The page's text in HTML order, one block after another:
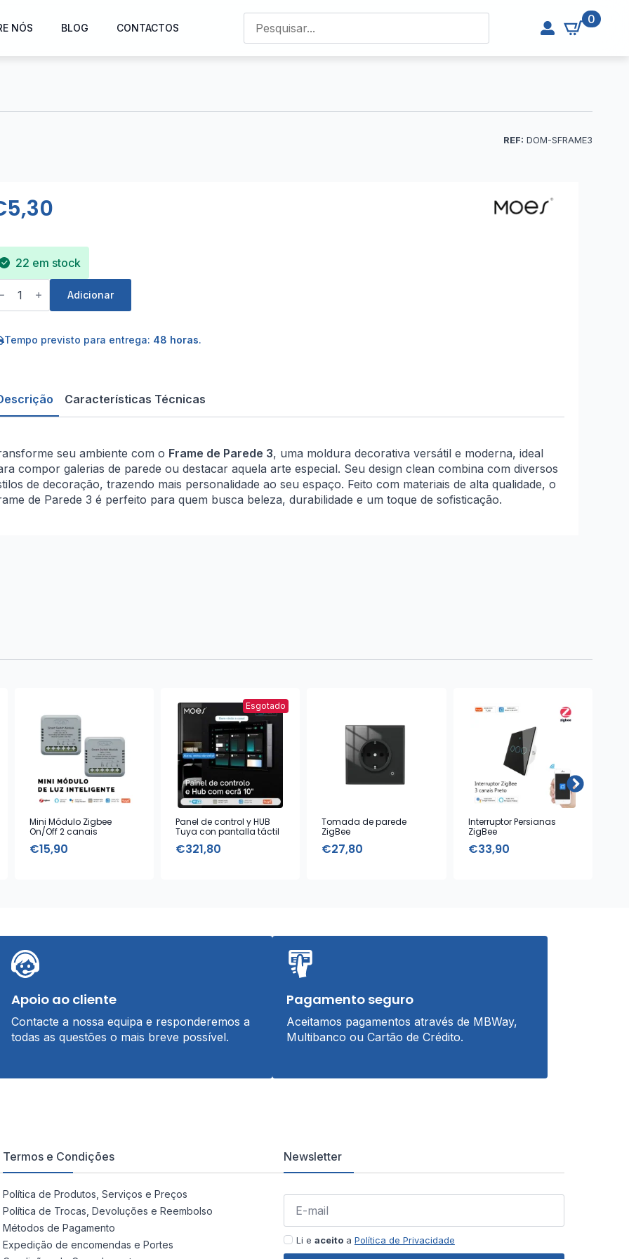
NÓS BLOG CONTACTOS
0
REF: DOM-SFRAME3
5,30
22 em stock
Adicionar
Tempo previsto para entrega: 48 horas.
Características Técnicas
seu ambiente com o Frame de Parede 3, uma moldura decorativa versátil e moderna, ideal
compor galerias de parede ou destacar aquela arte especial. Seu design clean combina com diversos
de decoração, trazendo mais personalidade ao seu espaço. Feito com materiais de alta qualidade, o
de Parede 3 é perfeito para quem busca beleza, durabilidade e um toque de sofisticação.
Mini Módulo Zigbee
On/Off 2 canais
€15,90
Esgotado
Panel de control y HUB
Tuya con pantalla táctil
€321,80
Tomada de parede
ZigBee
€27,80
Interruptor Persianas
ZigBee
€33,90
Apoio ao cliente
Contacte a nossa equipa e responderemos a
todas as questões o mais breve possível.
Pagamento seguro
Aceitamos pagamentos através de MBWay,
Multibanco ou Cartão de Crédito.
Termos e Condições
Política de Produtos, Serviços e Preços
Política de Trocas, Devoluções e Reembolso
Métodos de Pagamento
Expedição de encomendas e Portes
Newsletter
Li e aceitoa Política de Privacidade